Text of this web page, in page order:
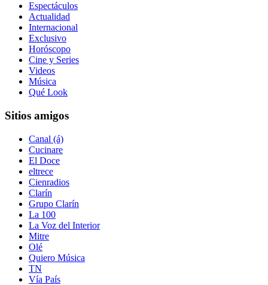
Espectáculos
Actualidad
Internacional
Exclusivo
Horóscopo
Cine y Series
Videos
Música
Qué Look
Sitios amigos
Canal (á)
Cucinare
El Doce
eltrece
Cienradios
Clarín
Grupo Clarín
La 100
La Voz del Interior
Mitre
Olé
Quiero Música
TN
Vía País